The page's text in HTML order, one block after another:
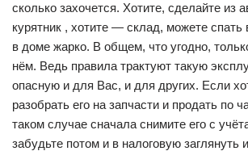
сколько захочется. Хотите, сделайте из
курятник , хотите — склад, можете спать
в доме жарко. В общем, что угодно,
нём. Ведь правила трактуют такую
опасную и для Вас, и для других. Если
разобрать его на запчасти и продать по
таком случае сначала снимите его с
забудьте потом и в налоговую заглянуть